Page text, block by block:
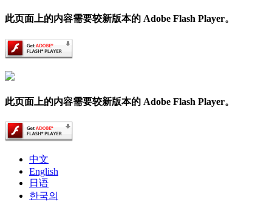
此页面上的内容需要较新版本的 Adobe Flash Player。
此页面上的内容需要较新版本的 Adobe Flash Player。
中文
English
日语
한국의